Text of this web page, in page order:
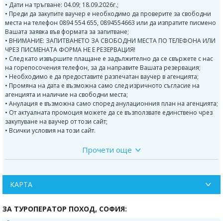
• Дати на тръгване: 04.09; 18.09.2026г.;
• Преди да закупите ваучер е необходимо да проверите за свободни
места на телефон 0894 554 655, 0894554663 или да изпратите писмено
Вашата заявка във формата за запитване;
• ВНИМАНИЕ: ЗАПИТВАНЕТО ЗА СВОБОДНИ МЕСТА ПО ТЕЛЕФОНА ИЛИ
ЧРЕЗ ПИСМЕНАТА ФОРМА НЕ Е РЕЗЕРВАЦИЯ!
• След като извършите плащане е задължително да се свържете с нас
на горепосочения телефон, за да направите Вашата резервация;
• Необходимо е да предоставите разпечатан ваучер в агенцията;
• Промяна на дата е възможна само след изричното съгласие на
агенцията и наличие на свободни места;
• Анулация е възможна само според анулационния план на агенцията;
• От актуалната промоция можете да се възползвате единствено чрез
закупуване на ваучер от този сайт;
• Всички условия на този сайт.
международна автогара "Сердика", от бензиностанция "Макс Ойл"
преди разклона за Пазарджик на АМ "Тракия" в 14:30 ч., от автобусната
спирка пред автогара "Север" в Пловдив в 15:15 ч., от бензиностанция
Нощно пътуване!
Прочети още
КАРТА
ЗА ТУРОПЕРАТОР ПОХОД, СОФИЯ: